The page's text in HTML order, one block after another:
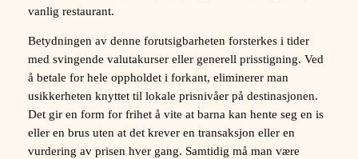
vanlig restaurant.
Betydningen av denne forutsigbarheten forsterkes i tider
med svingende valutakurser eller generell prisstigning. Ved
å betale for hele oppholdet i forkant, eliminerer man
usikkerheten knyttet til lokale prisnivåer på destinasjonen.
Det gir en form for frihet å vite at barna kan hente seg en is
eller en brus uten at det krever en transaksjon eller en
vurdering av prisen hver gang. Samtidig må man være